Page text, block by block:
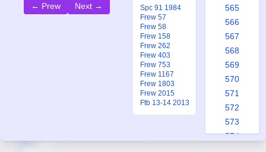
← Prew Next →
Spc 91 1984
Frew 57
Frew 58
Frew 158
Frew 262
Frew 403
Frew 753
Frew 1167
Frew 1803
Frew 2015
Ftb 13-14 2013
565
566
567
568
569
570
571
572
573
574